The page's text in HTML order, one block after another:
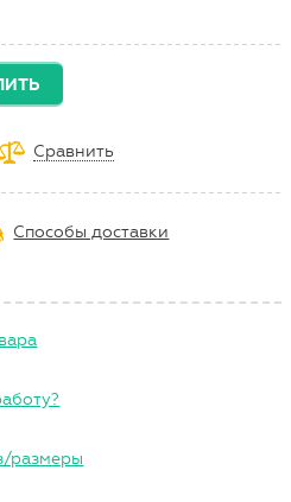
Сравнить
Способы доставки
размеры